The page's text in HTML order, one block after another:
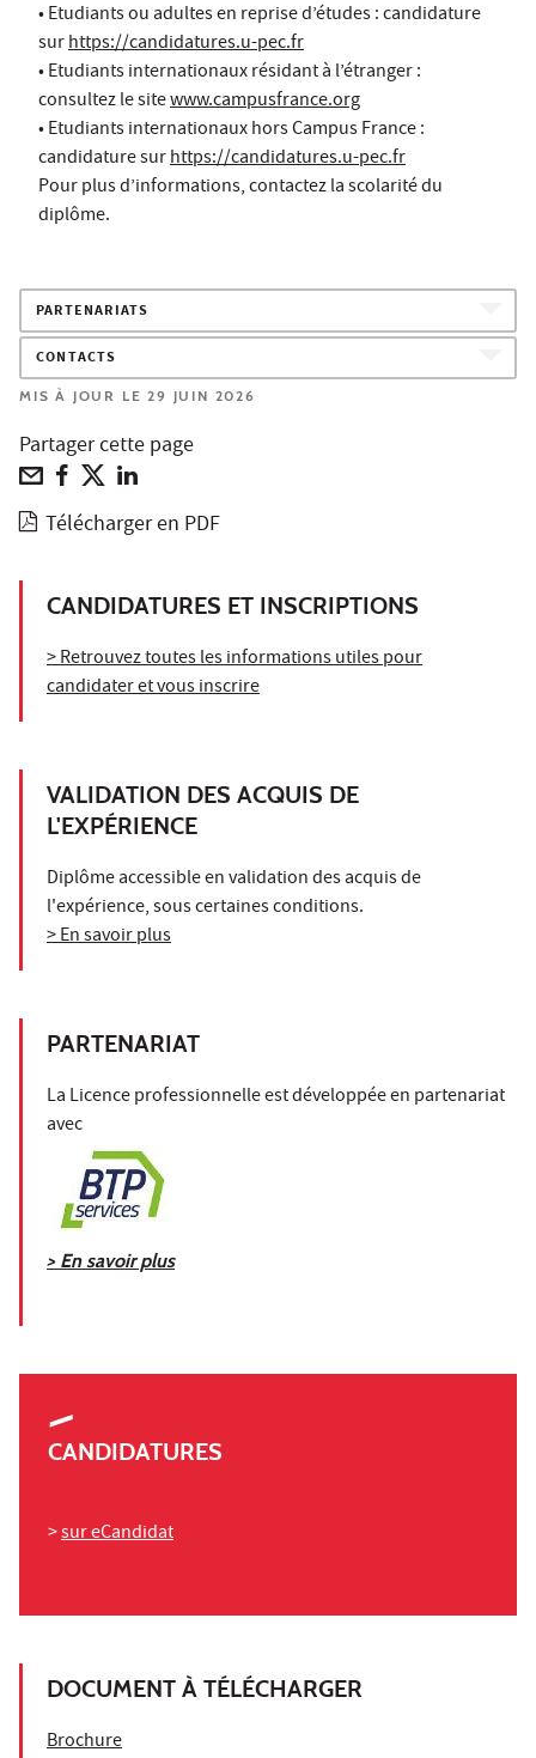
• Etudiants ou adultes en reprise d’études : candidature
surhttps://candidatures.u-pec.fr
• Etudiants internationaux résidant à l’étranger :
consultez le sitewww.campusfrance.org
• Etudiants internationaux hors Campus France :
candidature surhttps://candidatures.u-pec.fr
Pour plus d’informations, contactez la scolarité du
diplôme.
PARTENARIATS
CONTACTS
MIS À JOUR LE 29 JUIN 2026
Partager cette page
Télécharger en PDF
CANDIDATURES ET INSCRIPTIONS
> Retrouvez toutes les informations utiles pour
candidater et vous inscrire
VALIDATION DES ACQUIS DE
L'EXPÉRIENCE
Diplôme accessible en validation des acquis de
l'expérience, sous certaines conditions.
> En savoir plus
PARTENARIAT
La Licence professionnelle est développée en partenariat
avec
> En savoir plus
CANDIDATURES
>sur eCandidat
DOCUMENT À TÉLÉCHARGER
Brochure